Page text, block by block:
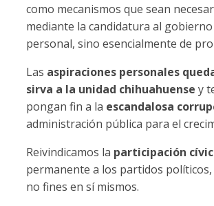
como mecanismos que sean
mediante la candidatura al
personal, sino esencialmente de
Las aspiraciones personales
sirva a la unidad chihuahuense y
pongan fin a la escandalosa
administración pública para el
Reivindicamos la participación
permanente a los partidos
no fines en sí mismos.